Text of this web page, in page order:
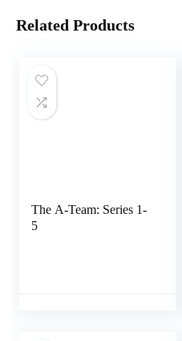
Related Products
The A-Team: Series 1-
5